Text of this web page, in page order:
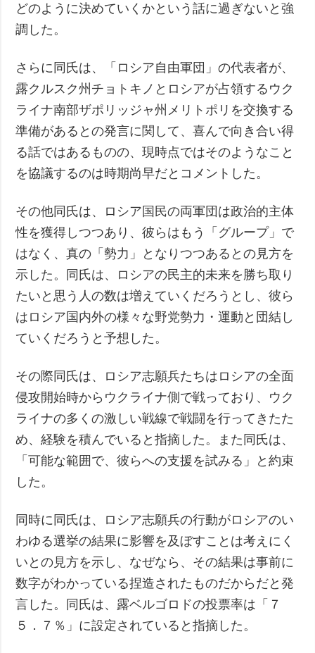
どのように決めていくかという話に過ぎないと強
調した。
さらに同氏は、「ロシア自由軍団」の代表者が、
露クルスク州チョトキノとロシアが占領するウク
ライナ南部ザポリッジャ州メリトポリを交換する
準備があるとの発言に関して、喜んで向き合い得
る話ではあるものの、現時点ではそのようなこと
を協議するのは時期尚早だとコメントした。
その他同氏は、ロシア国民の両軍団は政治的主体
性を獲得しつつあり、彼らはもう「グループ」で
はなく、真の「勢力」となりつつあるとの見方を
示した。同氏は、ロシアの民主的未来を勝ち取り
たいと思う人の数は増えていくだろうとし、彼ら
はロシア国内外の様々な野党勢力・運動と団結し
ていくだろうと予想した。
その際同氏は、ロシア志願兵たちはロシアの全面
侵攻開始時からウクライナ側で戦っており、ウク
ライナの多くの激しい戦線で戦闘を行ってきたた
め、経験を積んでいると指摘した。また同氏は、
「可能な範囲で、彼らへの支援を試みる」と約束
した。
同時に同氏は、ロシア志願兵の行動がロシアのい
わゆる選挙の結果に影響を及ぼすことは考えにく
いとの見方を示し、なぜなら、その結果は事前に
数字がわかっている捏造されたものだからだと発
言した。同氏は、露ベルゴロドの投票率は「７
５．７％」に設定されていると指摘した。